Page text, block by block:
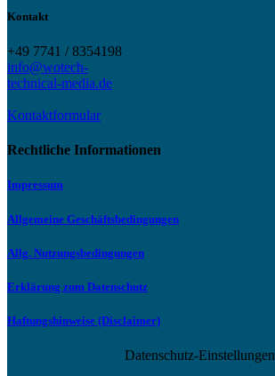
Kontakt
+49 7741 / 8354198
info@wotech-
technical-media.de
Kontaktformular
Rechtliche Informationen
Impressum
Allgemeine Geschäftsbedingungen
Allg. Nutzungsbedingungen
Erklärung zum Datenschutz
Haftungshinweise (Disclaimer)
Datenschutz-Einstellungen